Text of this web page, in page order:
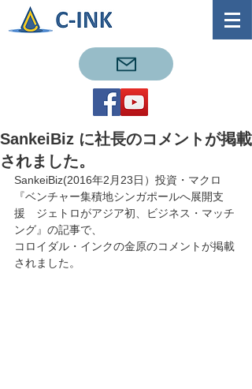
SankeiBiz に社長のコメントが掲載
されました。
SankeiBiz(2016年2月23日）投資・マクロ
『ベンチャー集積地シンガポールへ展開支
援　ジェトロがアジア初、ビジネス・マッチ
ング』の記事で、
コロイダル・インクの金原のコメントが掲載
されました。